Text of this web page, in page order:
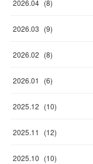
2026.04 (8)
2026.03 (9)
2026.02 (8)
2026.01 (6)
2025.12 (10)
2025.11 (12)
2025.10 (10)